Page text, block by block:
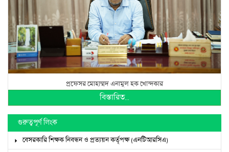
প্রফেসর মোহাম্মদ এনামুল হক খোন্দকার
বিস্তারিত...
গুরুত্বপূর্ণ লিংক
বেসরকারি শিক্ষক নিবন্ধন ও প্রত্যয়ন কর্তৃপক্ষ (এনটিআরসিএ)